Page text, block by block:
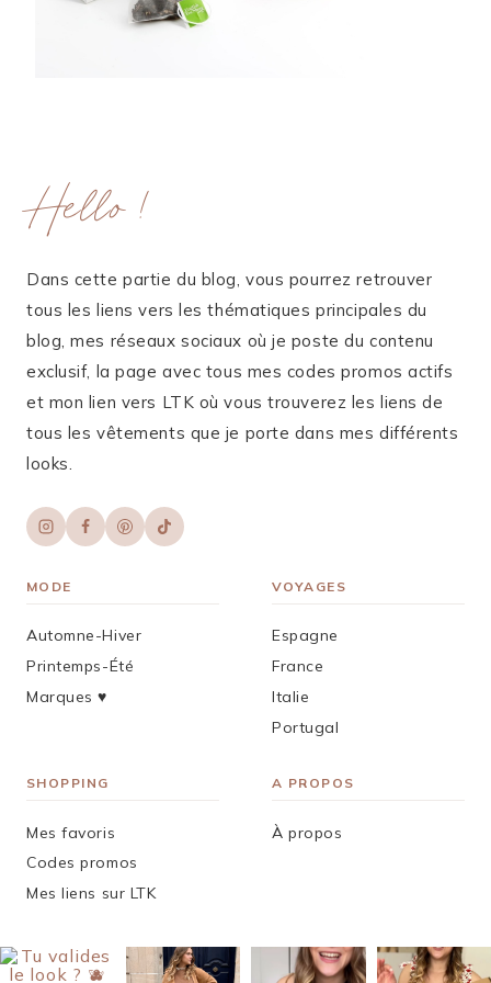
Hello !
Dans cette partie du blog, vous pourrez retrouver
tous les liens vers les thématiques principales du
blog, mes réseaux sociaux où je poste du contenu
exclusif, la page avec tous mes codes promos actifs
et mon lien vers LTK où vous trouverez les liens de
tous les vêtements que je porte dans mes différents
looks.
MODE
Automne-Hiver
Printemps-Été
Marques ♥︎
VOYAGES
Espagne
France
Italie
Portugal
SHOPPING
Mes favoris
Codes promos
Mes liens sur LTK
A PROPOS
À propos